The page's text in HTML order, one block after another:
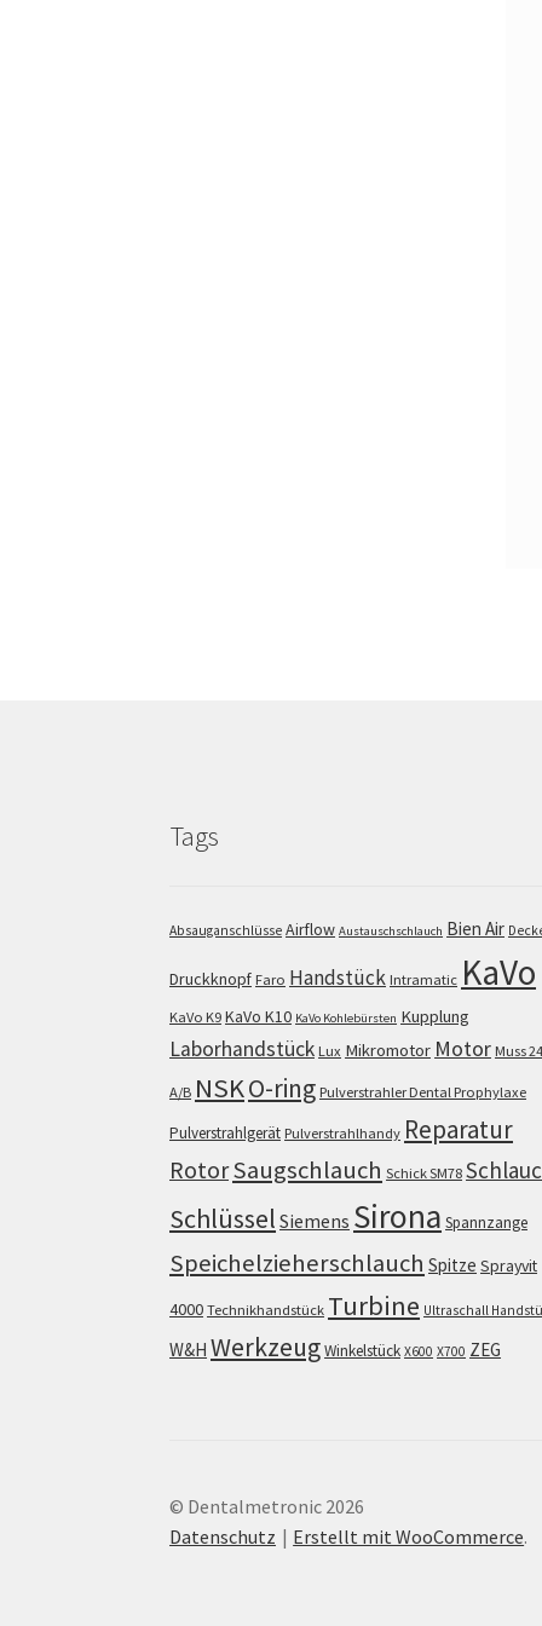
Tags
Absauganschlüsse Airflow Austauschschlauch Bien Air
Druckknopf Faro Handstück Intramatic KaVo
KaVo K9 KaVo K10 KaVo Kohlebürsten Kupplung
Laborhandstück Lux Mikromotor Motor Muss
A/B NSKO-ring Pulverstrahler Dental Prophylaxe
Pulverstrahlgerät Pulverstrahlhandy Reparatur
RotorSaugschlauch Schick SM78
Schlüssel Siemens Sirona Spannzange
Speichelzieherschlauch Spitze Sprayvit
4000 Technikhandstück Turbine Ultraschall
W&H WerkzeugWinkelstück X600 X700 ZEG
© Dentalmetronic 2026
Datenschutz
Erstellt mit WooCommerce.